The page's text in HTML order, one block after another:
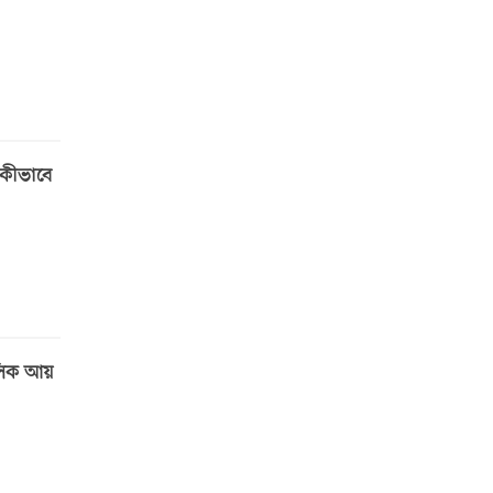
আয়